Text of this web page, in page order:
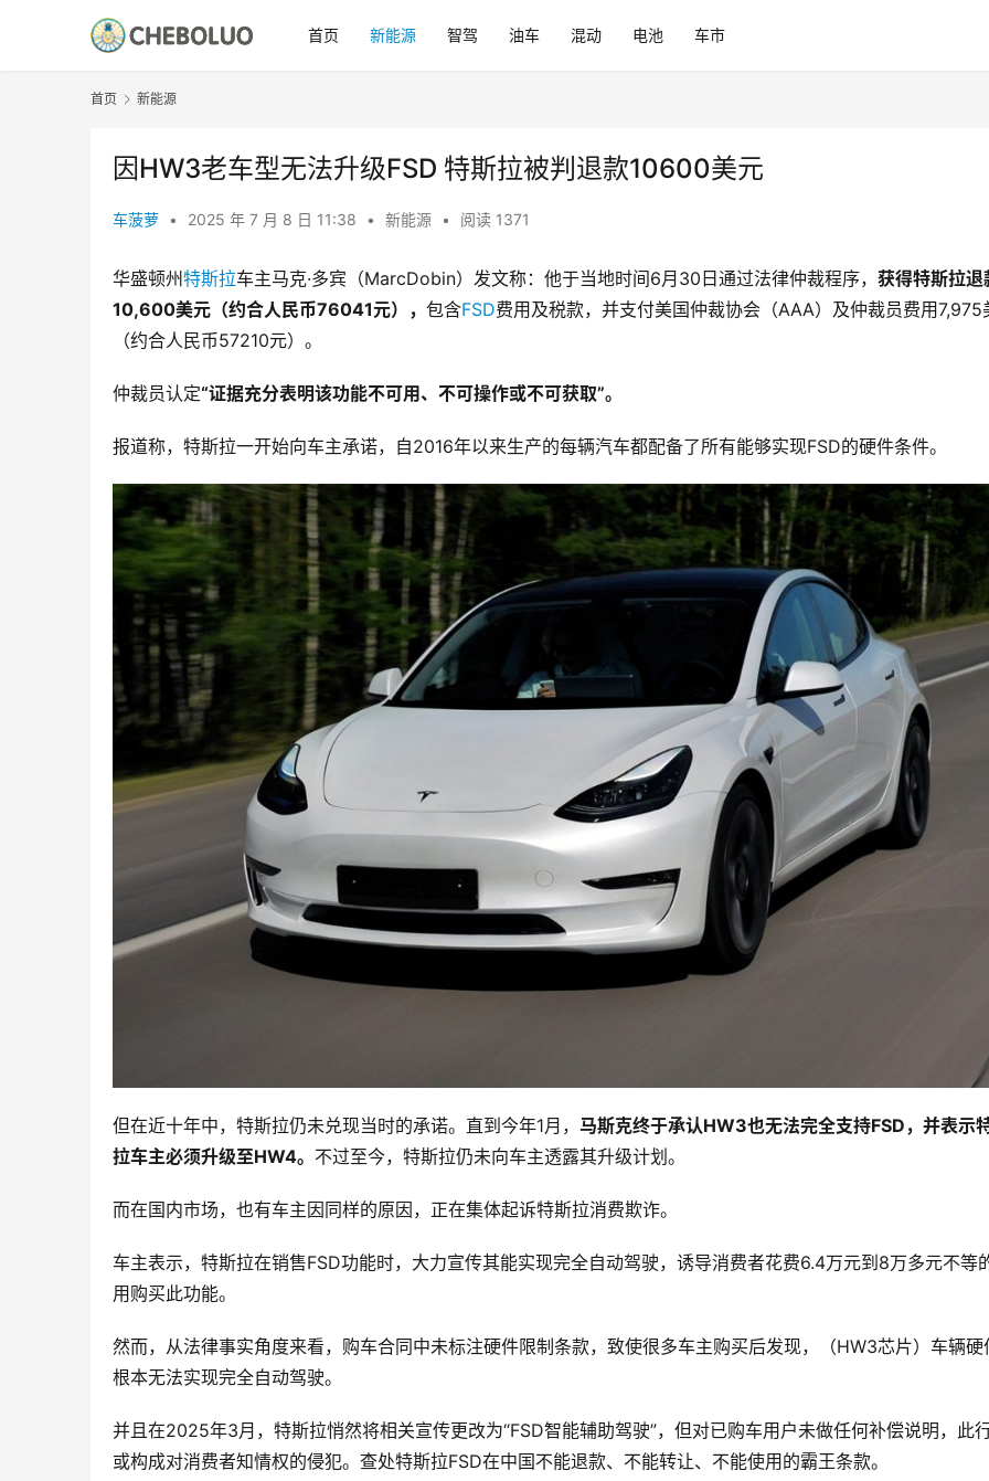
首页 新能源 智驾 油车 混动 电池 车市
首页 新能源
因HW3老车型无法升级FSD 特斯拉被判退款10600美元
车菠萝 • 2025 年 7 月 8 日 11:38 • 新能源 • 阅读 1371
华盛顿州特斯拉车主马克·多宾（MarcDobin）发文称：他于当地时间6月30日通过法律仲裁程序， 获得特斯拉退
10,600美元（约合人民币76041元）， 包含FSD费用及税款，并支付美国仲裁协会（AAA）及仲裁员费用7,975
（约合人民币57210元）。
仲裁员认定“证据充分表明该功能不可用、不可操作或不可获取”。
报道称，特斯拉一开始向车主承诺，自2016年以来生产的每辆汽车都配备了所有能够实现FSD的硬件条件。
但在近十年中，特斯拉仍未兑现当时的承诺。直到今年1月， 马斯克终于承认HW3也无法完全支持FSD，并表示
拉车主必须升级至HW4。 不过至今，特斯拉仍未向车主透露其升级计划。
而在国内市场，也有车主因同样的原因，正在集体起诉特斯拉消费欺诈。
车主表示，特斯拉在销售FSD功能时，大力宣传其能实现完全自动驾驶，诱导消费者花费6.4万元到8万多元不等
用购买此功能。
然而，从法律事实角度来看，购车合同中未标注硬件限制条款，致使很多车主购买后发现，（HW3芯片）车辆硬
根本无法实现完全自动驾驶。
并且在2025年3月，特斯拉悄然将相关宣传更改为“FSD智能辅助驾驶”，但对已购车用户未做任何补偿说明，此
或构成对消费者知情权的侵犯。查处特斯拉FSD在中国不能退款、不能转让、不能使用的霸王条款。